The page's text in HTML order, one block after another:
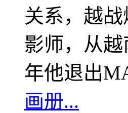
关系，越
影师，从
年他退出
画册...